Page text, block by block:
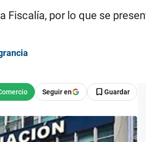
por lo que se
Seguir en Guardar